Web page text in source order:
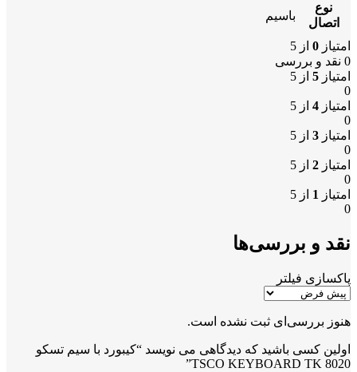
نوع
اتصال
باسیم
امتیاز 0 از 5
0 نقد و بررسی
امتیاز 5 از 5
0
امتیاز 4 از 5
0
امتیاز 3 از 5
0
امتیاز 2 از 5
0
امتیاز 1 از 5
0
نقد و بررسی‌ها
پاکسازی فیلتر
هنوز بررسی‌ای ثبت نشده است.
اولین کسی باشید که دیدگاهی می نویسد “کیبورد با سیم تسکو
TSCO KEYBOARD TK 8020”